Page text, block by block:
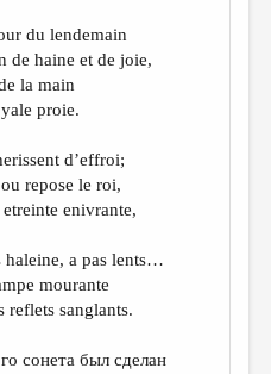
du lendemain
de haine et de joie,
la main
proie.
d’effroi;
repose le roi,
enivrante,
haleine, a pas lents…
mourante
reflets sanglants.
сонета был сделан